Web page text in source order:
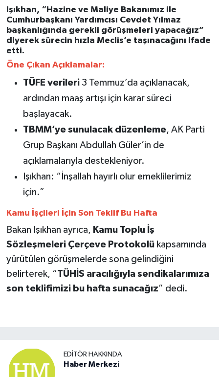
Işıkhan, “Hazine ve Maliye Bakanımız ile
Cumhurbaşkanı Yardımcısı Cevdet Yılmaz
başkanlığında gerekli görüşmeleri yapacağız”
diyerek sürecin hızla Meclis’e taşınacağını ifade
etti.
Öne Çıkan Açıklamalar:
TÜFE verileri3 Temmuz’da açıklanacak,
ardından maaş artışı için karar süreci
başlayacak.
TBMM’ye sunulacak düzenleme, AK Parti
Grup Başkanı Abdullah Güler’in de
açıklamalarıyla destekleniyor.
Işıkhan: “İnşallah hayırlı olur emeklilerimiz
için.”
Kamu İşçileri İçin Son Teklif Bu Hafta
Bakan Işıkhan ayrıca, Kamu Toplu İş
Sözleşmeleri Çerçeve Protokolükapsamında
yürütülen görüşmelerde sona gelindiğini
belirterek, “TÜHİS aracılığıyla sendikalarımıza
son teklifimizi bu hafta sunacağız” dedi.
EDITÖR HAKKINDA
Haber Merkezi